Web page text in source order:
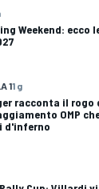
Weekend: ecco
11 g
racconta il rogo
OMP
d'inferno